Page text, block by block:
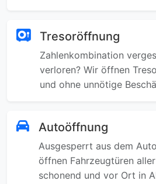
Tresoröffnung
Zahlenkombination
verloren? Wir öffnen
und ohne unnötige
Autoöffnung
Ausgesperrt aus dem
öffnen Fahrzeugtüren
schonend und vor Ort in